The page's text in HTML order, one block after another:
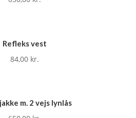
Refleks vest
84,00 kr.
m. 2 vejs lynlås